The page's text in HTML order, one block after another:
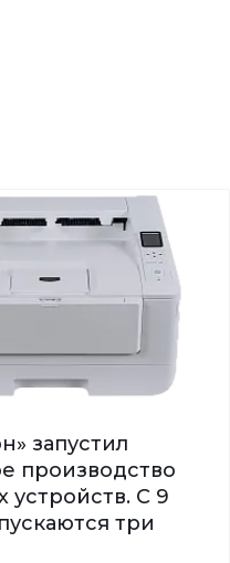
запустил
производство
устройств. С 9
три